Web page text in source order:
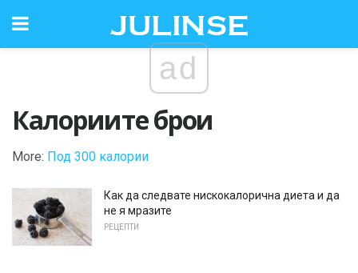
ad
Калориите брои
More: Под 300 калории
Как да следвате нискокалорична диета и да
не я мразите
РЕЦЕПТИ